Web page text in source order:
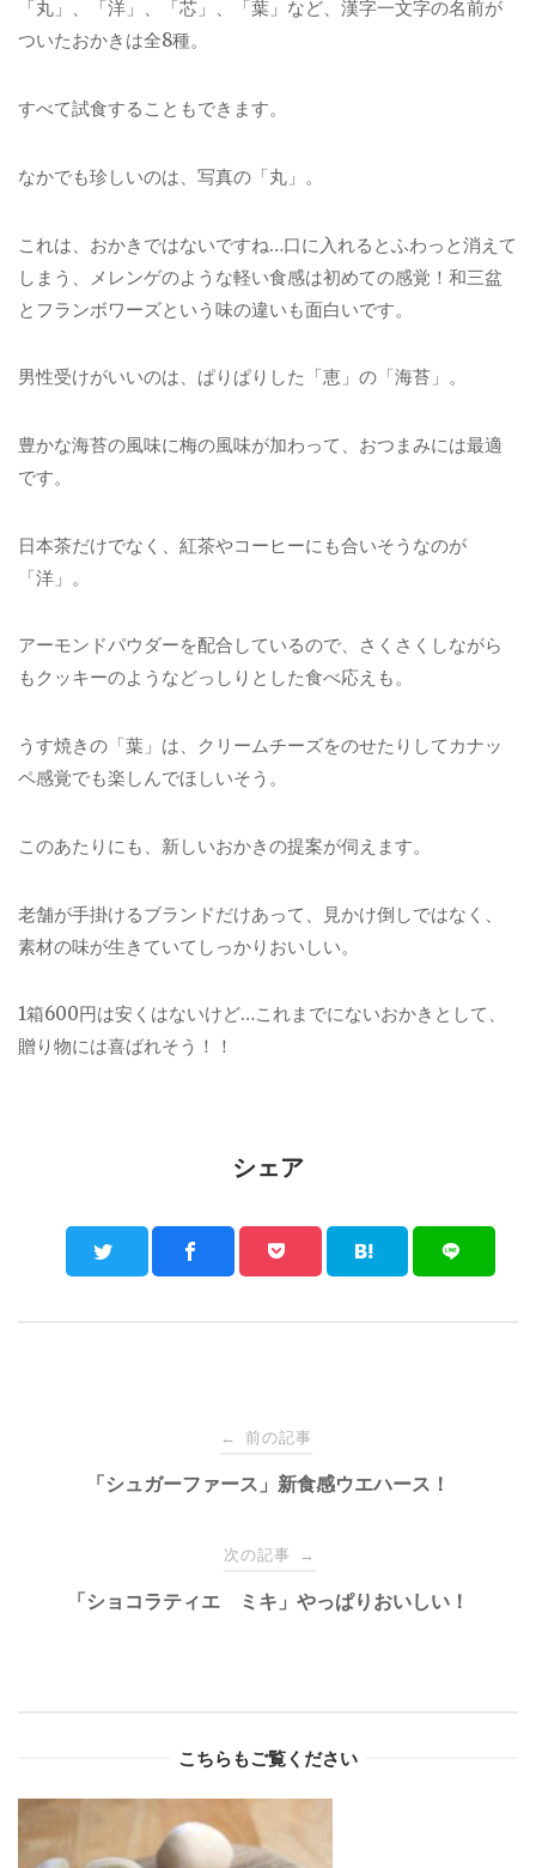
「丸」、「洋」、「芯」、「葉」など、漢字一文字の名前が
ついたおかきは全8種。
すべて試食することもできます。
なかでも珍しいのは、写真の「丸」。
これは、おかきではないですね…口に入れるとふわっと消えて
しまう、メレンゲのような軽い食感は初めての感覚！和三盆
とフランボワーズという味の違いも面白いです。
男性受けがいいのは、ぱりぱりした「恵」の「海苔」。
豊かな海苔の風味に梅の風味が加わって、おつまみには最適
です。
日本茶だけでなく、紅茶やコーヒーにも合いそうなのが
「洋」。
アーモンドパウダーを配合しているので、さくさくしながら
もクッキーのようなどっしりとした食べ応えも。
うす焼きの「葉」は、クリームチーズをのせたりしてカナッ
ペ感覚でも楽しんでほしいそう。
このあたりにも、新しいおかきの提案が伺えます。
老舗が手掛けるブランドだけあって、見かけ倒しではなく、
素材の味が生きていてしっかりおいしい。
1箱600円は安くはないけど…これまでにないおかきとして、
贈り物には喜ばれそう！！
シェア
navigation
← 前の記事
「シュガーファース」新食感ウエハース！
次の記事 →
「ショコラティエ ミキ」やっぱりおいしい！
こちらもご覧ください